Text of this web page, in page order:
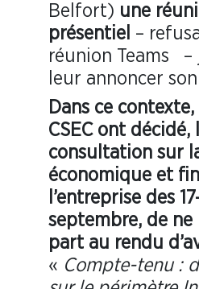
Belfort) une
présentiel –
réunion Teams –
leur annoncer
Dans ce contexte,
CSEC ont décidé,
consultation sur
économique et
l’entreprise des
septembre, de ne
part au rendu
« Compte-tenu : d